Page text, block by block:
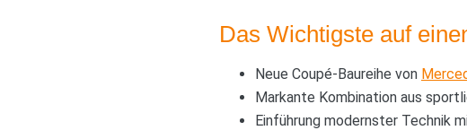
Das Wichtigste auf
Neue Coupé-Baureihe von
Markante Kombination aus
Einführung modernster Technik